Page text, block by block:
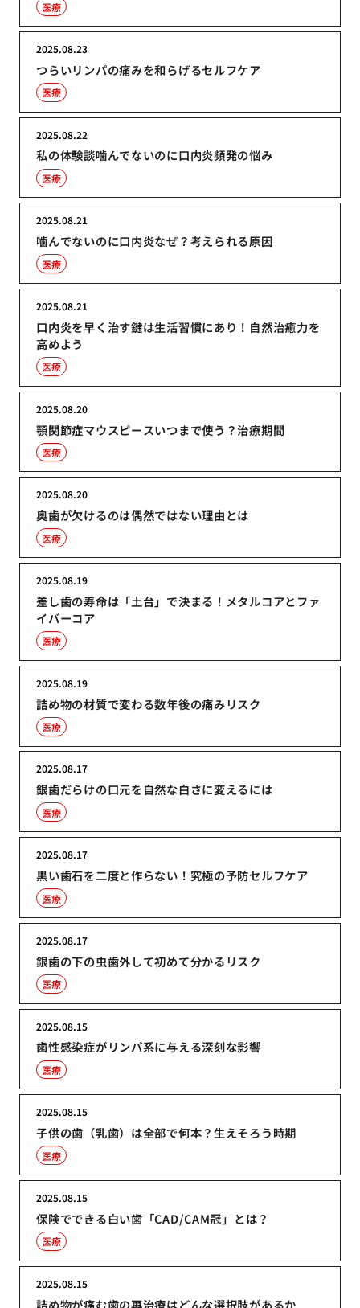
医療
つらいリンパの痛みを和らげるセルフケア
2025.08.23
医療
私の体験談噛んでないのに口内炎頻発の悩み
2025.08.22
医療
噛んでないのに口内炎なぜ？考えられる原因
2025.08.21
医療
口内炎を早く治す鍵は生活習慣にあり！自然治癒力を
高めよう
2025.08.21
医療
顎関節症マウスピースいつまで使う？治療期間
2025.08.20
医療
奥歯が欠けるのは偶然ではない理由とは
2025.08.20
医療
差し歯の寿命は「土台」で決まる！メタルコアとファ
イバーコア
2025.08.19
医療
詰め物の材質で変わる数年後の痛みリスク
2025.08.19
医療
銀歯だらけの口元を自然な白さに変えるには
2025.08.17
医療
黒い歯石を二度と作らない！究極の予防セルフケア
2025.08.17
医療
銀歯の下の虫歯外して初めて分かるリスク
2025.08.17
医療
歯性感染症がリンパ系に与える深刻な影響
2025.08.15
医療
子供の歯（乳歯）は全部で何本？生えそろう時期
2025.08.15
医療
保険でできる白い歯「CAD/CAM冠」とは？
2025.08.15
医療
詰め物が痛む歯の再治療はどんな選択肢があるか
2025.08.15